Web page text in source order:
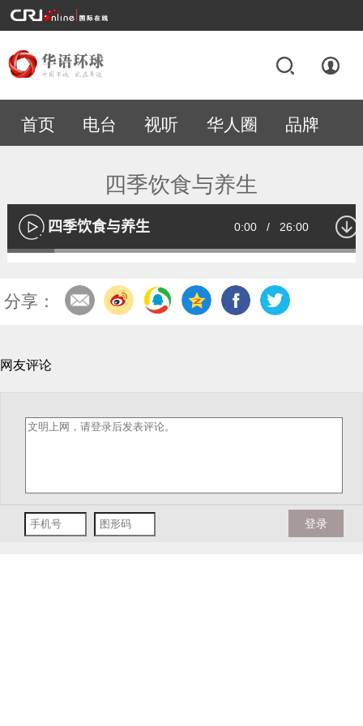
首页 电台 视听 华人圈 品牌
四季饮食与养生
播
放
四季饮食与养生 Current
0:00 / Duration
26:00
Loaded:
分享：
网友评论
登录